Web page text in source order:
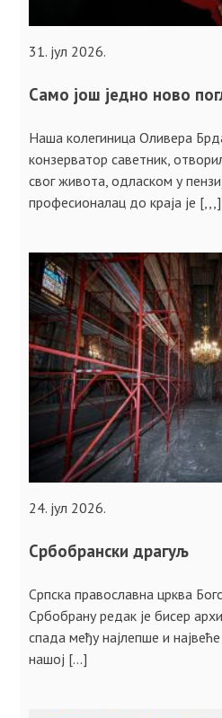
31. јул 2026.
Само још једно ново
Наша колегиница Оливера
конзерватор саветник,
свог живота, одласком у
професионалац до краја је [,,,]
24. јул 2026.
Србобрански драгуљ
Српска православна црква
Србобрану редак је бисер
спада међу најлепше и
нашој […]